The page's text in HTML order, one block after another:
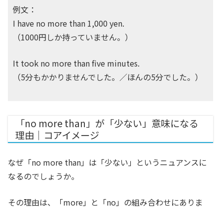
例文：
I have no more than 1,000 yen.
（1000円しか持っていません。）
It took no more than five minutes.
（5分もかかりませんでした。／ほんの5分でした。）
「no more than」が「少ない」意味になる
理由｜コアイメージ
なぜ「no more than」は「少ない」というニュアンスに
なるのでしょうか。
その理由は、「more」と「no」の組み合わせにありま